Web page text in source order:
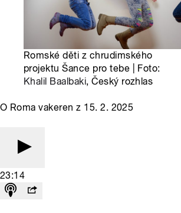
Romské děti z chrudimského
projektu Šance pro tebe | Foto:
Khalil Baalbaki, Český rozhlas
O Roma vakeren z 15. 2. 2025
23:14